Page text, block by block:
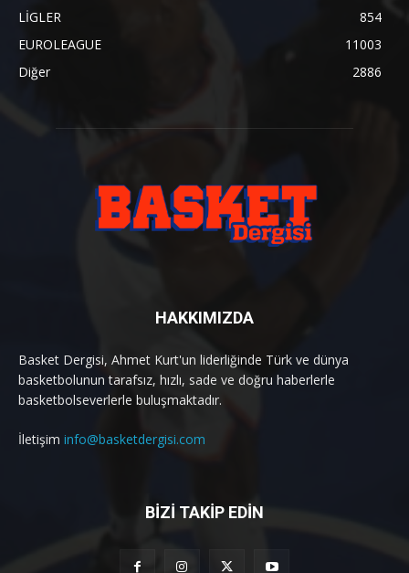
LİGLER
854
EUROLEAGUE
11003
Diğer
2886
HAKKIMIZDA
Basket Dergisi, Ahmet Kurt'un liderliğinde Türk ve dünya
basketbolunun tarafsız, hızlı, sade ve doğru haberlerle
basketbolseverlerle buluşmaktadır.
İletişim info@basketdergisi.com
BİZİ TAKİP EDİN